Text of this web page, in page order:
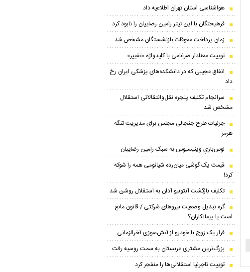
هواشناسی استان تهران اطلاعیه داد
فرهیختگان با این تیتر رامین رضاییان را نابود کرد
زمان پرداخت معوقات بازنشستگان مشخص شد
توییت معنادار ضرغامی با کلیدواژه «تغییر»
اتفاق عجیبی که در دانشکده‌های پزشکی ایران رخ
داد
سرانجام تکلیف پنجره نقل‌وانتقالاتی استقلال
مشخص شد
جزئیات طرح جنجالی مجلس برای مدیریت تنگه
هرمز
لوس‌بازیِ وینیسیوس به سبک رامین رضاییان
قیمت یک گوشی میان‌رده شیائومی همه را شوکه
کرد!
تکلیف بازگشت آنتونیو آدان به استقلال روشن شد
گره تبدیل وضعیت نیروهای شرکتی / قانون مانع
است یا پیمانکاران؟
فرار یک زوج با خودرو از آتش‌سوزی آخرالزمانی
بزرگ‌ترین مشتری عربستان به سمت روسیه رفت
توییت تاجرنیا استقلالی‌ها را منفجر کرد